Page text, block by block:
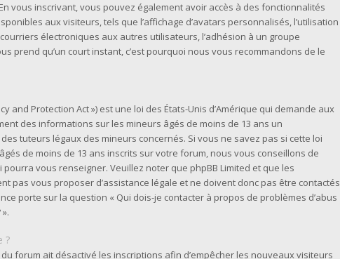
vous inscrivant, vous pouvez également avoir accès à des fonctionnalités
aux visiteurs, tels que l’affichage d’avatars personnalisés, l’utilisation
électroniques aux autres utilisateurs, l’adhésion à un groupe
prend qu’un court instant, c’est pourquoi nous vous recommandons de le
and Protection Act ») est une loi des États-Unis d’Amérique qui demande aux
des informations sur les mineurs âgés de moins de 13 ans un
tuteurs légaux des mineurs concernés. Si vous ne savez pas si cette loi
de moins de 13 ans inscrits sur votre forum, nous vous conseillons de
vous renseigner. Veuillez noter que phpBB Limited et que les
pas vous proposer d’assistance légale et ne doivent donc pas être contactés
porte sur la question « Qui dois-je contacter à propos de problèmes d’abus
?
forum ait désactivé les inscriptions afin d’empêcher les nouveaux visiteurs